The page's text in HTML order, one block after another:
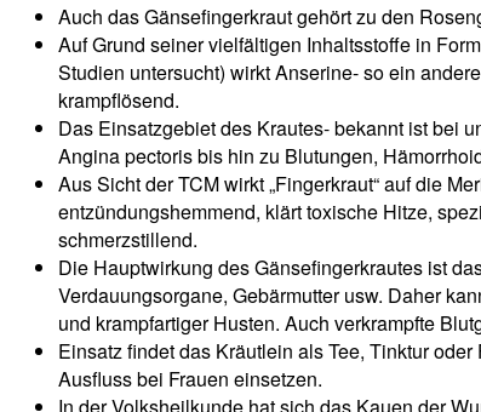
Auch das Gänsefingerkraut gehört zu den
Auf Grund seiner vielfältigen Inhaltsstoffe in
Studien untersucht) wirkt Anserine- so ein
krampflösend.
Das Einsatzgebiet des Krautes- bekannt ist bei
Angina pectoris bis hin zu Blutungen,
Aus Sicht der TCM wirkt „Fingerkraut“ auf die
entzündungshemmend, klärt toxische Hitze,
schmerzstillend.
Die Hauptwirkung des Gänsefingerkrautes ist
Verdauungsorgane, Gebärmutter usw. Daher
und krampfartiger Husten. Auch verkrampfte
Einsatz findet das Kräutlein als Tee, Tinktur
Ausfluss bei Frauen einsetzen.
In der Volksheilkunde hat sich das Kauen der